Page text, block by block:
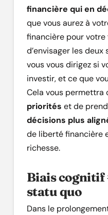
financière qui en
que vous aurez à
financière pour votre
d’envisager les deux
vous vous dirigez si
investir, et ce que
Cela vous permettra
priorités et de
décisions plus
de liberté financière
richesse.
Biais cognitif
statu quo
Dans le